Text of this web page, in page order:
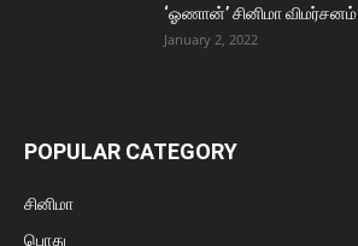
‘ஓணான்’ சினிமா விமர்சனம்
January 2, 2022
POPULAR CATEGORY
சினிமா
பொது